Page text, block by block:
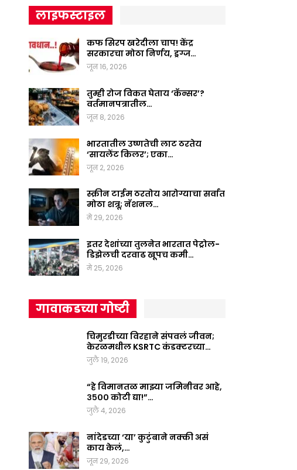
लाइफस्टाइल
कफ सिरप खरेदीला चाप! केंद्र
सरकारचा मोठा निर्णय, ड्रग्ज…
जून 16, 2026
तुम्ही रोज विकत घेताय ‘कॅन्सर’?
वर्तमानपत्रातील…
जून 8, 2026
भारतातील उष्णतेची लाट ठरतेय
‘सायलेंट किलर’; एका…
जून 2, 2026
स्क्रीन टाईम ठरतोय आरोग्याचा सर्वात
मोठा शत्रू; नॅशनल…
मे 29, 2026
इतर देशांच्या तुलनेत भारतात पेट्रोल-
डिझेलची दरवाढ खूपच कमी…
मे 25, 2026
गावाकडच्या गोष्टी
चिमुरडीच्या विरहाने संपवलं जीवन;
केरळमधील KSRTC कंडक्टरच्या…
जुलै 19, 2026
“हे विमानतळ माझ्या जमिनीवर आहे,
३५०० कोटी द्या!”…
जुलै 4, 2026
नांदेडच्या ‘या’ कुटुंबाने नक्की असं
काय केलं,…
जून 29, 2026